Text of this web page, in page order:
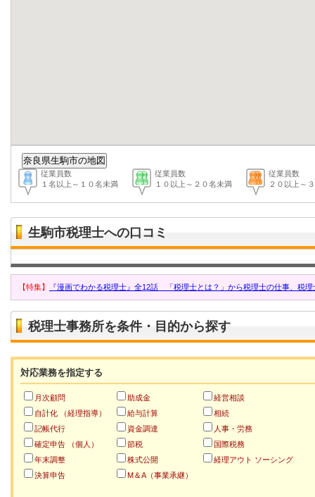
従業員数
１名以上～１０名未満
従業員数
１０以上～２０名未満
従業員数
２０以上～
生駒市税理士への口コミ
【特集】 『漫画でわかる税理士』全12話 「税理士とは？」から税理士の仕事、税
税理士事務所を条件・目的から探す
対応業務を指定する
月次顧問
自計化 （経理指導）
記帳代行
確定申告 （個人）
年末調整
決算申告
助成金
給与計算
資金調達
節税
株式公開
M＆A（事業承継）
経営相談
相続
人事・労務
国際税務
経理アウト ソーシング